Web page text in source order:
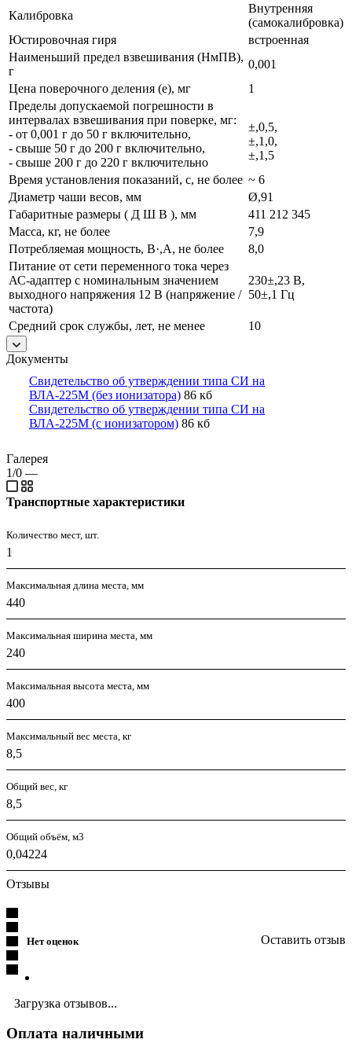
Калибровка
Внутренняя
(самокалибровка)
Юстировочная гиря
встроенная
Наименьший предел взвешивания (НмПВ),
г
0,001
Цена поверочного деления (e), мг
1
Пределы допускаемой погрешности в
интервалах взвешивания при поверке, мг:
- от 0,001 г до 50 г включительно,
- свыше 50 г до 200 г включительно,
- свыше 200 г до 220 г включительно
±,0,5,
±,1,0,
±,1,5
Время установления показаний, с, не более ~ 6
Диаметр чаши весов, мм
Ø,91
Габаритные размеры ( Д Ш В ), мм
411 212 345
Масса, кг, не более
7,9
Потребляемая мощность, В·,А, не более
8,0
Питание от сети переменного тока через
АС-адаптер с номинальным значением
выходного напряжения 12 В (напряжение /
частота)
230±,23 В,
50±,1 Гц
Средний срок службы, лет, не менее 10
Документы
Свидетельство об утверждении типа СИ на
ВЛА-225M (без ионизатора) 86 кб
Свидетельство об утверждении типа СИ на
ВЛА-225M (с ионизатором) 86 кб
Галерея
1/0 —
Транспортные характеристики
Количество мест, шт.
1
Максимальная длина места, мм
440
Максимальная ширина места, мм
240
Максимальная высота места, мм
400
Максимальный вес места, кг
8,5
Общий вес, кг
8,5
Общий объём, м3
0,04224
Отзывы
Нет оценок Оставить отзыв
Загрузка отзывов...
Оплата наличными